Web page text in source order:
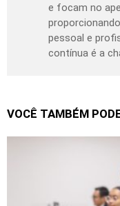
e focam no
pessoal e
contínua é a
VOCÊ TAMBÉM